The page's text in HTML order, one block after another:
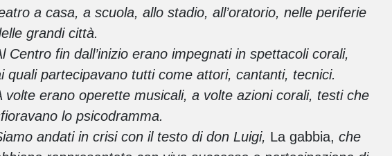
a casa, a scuola, allo stadio, all’oratorio, nelle periferie
grandi città.
Centro fin dall’inizio erano impegnati in spettacoli corali,
quali partecipavano tutti come attori, cantanti, tecnici.
volte erano operette musicali, a volte azioni corali, testi che
lo psicodramma.
andati in crisi con il testo di don Luigi, La gabbia, che